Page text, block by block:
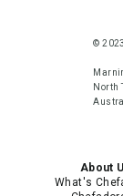
©
North
About
What's